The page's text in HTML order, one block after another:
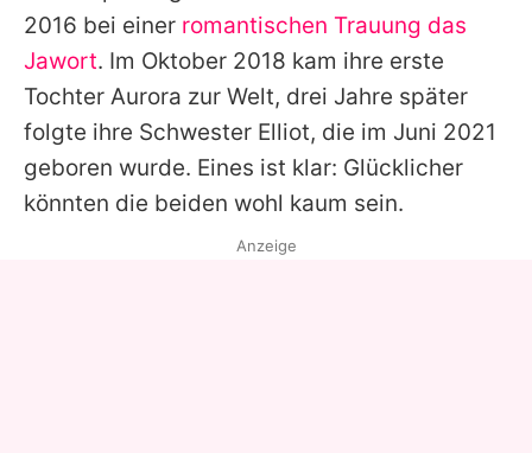
2016 bei einer romantischen Trauung das
Jawort. Im Oktober 2018 kam ihre erste
Tochter Aurora zur Welt, drei Jahre später
folgte ihre Schwester Elliot, die im Juni 2021
geboren wurde. Eines ist klar: Glücklicher
könnten die beiden wohl kaum sein.
Anzeige